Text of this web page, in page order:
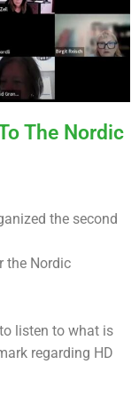
The Nordic
the second
the Nordic
listen to what is
regarding HD